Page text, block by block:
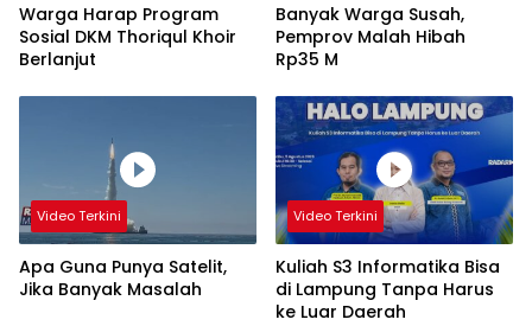
Warga Harap Program
Sosial DKM Thoriqul Khoir
Berlanjut
Banyak Warga Susah,
Pemprov Malah Hibah
Rp35 M
Video Terkini
Apa Guna Punya Satelit,
Jika Banyak Masalah
Video Terkini
Kuliah S3 Informatika Bisa
di Lampung Tanpa Harus
ke Luar Daerah